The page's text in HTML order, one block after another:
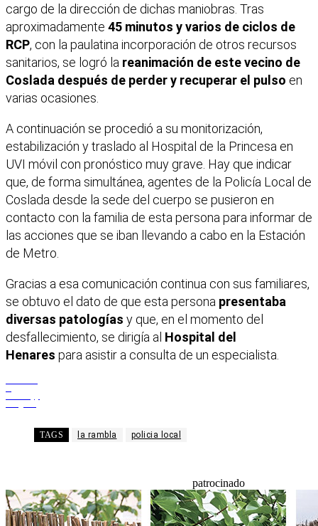
cargo de la dirección de dichas maniobras. Tras
aproximadamente 45 minutos y varios de ciclos de
RCP, con la paulatina incorporación de otros recursos
sanitarios, se logró la reanimación de este vecino de
Coslada después de perder y recuperar el pulso en
varias ocasiones.
A continuación se procedió a su monitorización,
estabilización y traslado al Hospital de la Princesa en
UVI móvil con pronóstico muy grave. Hay que indicar
que, de forma simultánea, agentes de la Policía Local de
Coslada desde la sede del cuerpo se pusieron en
contacto con la familia de esta personapara informar de
las acciones que se iban llevando a cabo en la Estación
de Metro.
Gracias a esa comunicación continua con sus familiares,
se obtuvo el dato de que esta persona presentaba
diversas patologías y que, en el momento del
desfallecimiento, se dirigía al Hospital del
Henares para asistir a consulta de un especialista.
TAGS la rambla policia local
patrocinado